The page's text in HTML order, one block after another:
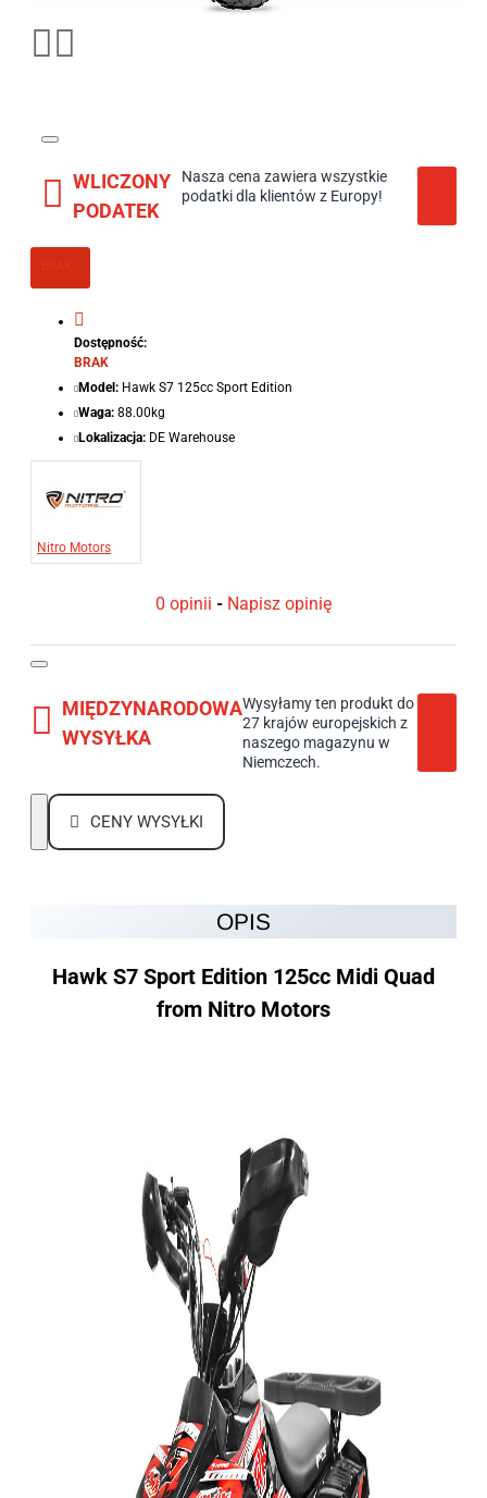
WLICZONY
PODATEK
Nasza cena zawiera wszystkie
podatki dla klientów z Europy!
Dostępność:
BRAK
Model: Hawk S7 125cc Sport Edition
Waga: 88.00kg
Lokalizacja: DE Warehouse
Nitro Motors
0 opinii - Napisz opinię
MIĘDZYNARODOWA
WYSYŁKA
Wysyłamy ten produkt do
27 krajów europejskich z
naszego magazynu w
Niemczech.
CENY WYSYŁKI
OPIS
Hawk S7 Sport Edition 125cc Midi Quad
from Nitro Motors